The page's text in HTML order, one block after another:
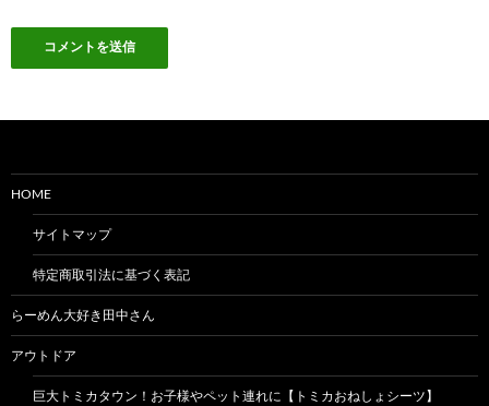
HOME
サイトマップ
特定商取引法に基づく表記
らーめん大好き田中さん
アウトドア
巨大トミカタウン！お子様やペット連れに【トミカおねしょシーツ】